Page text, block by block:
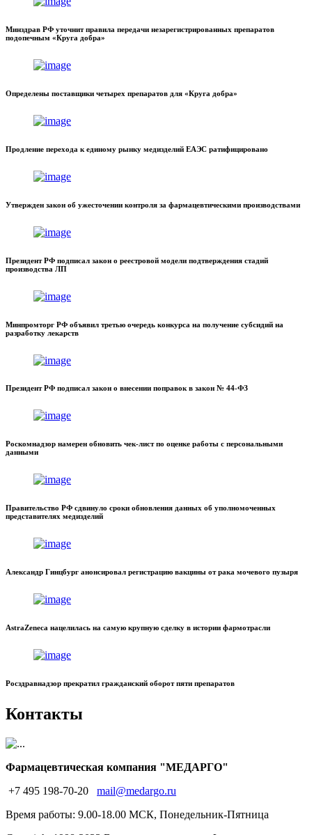
Минздрав РФ уточнит правила передачи незарегистрированных препаратов
подопечным «Круга добра»
Определены поставщики четырех препаратов для «Круга добра»
Продление перехода к единому рынку медизделий ЕАЭС ратифицировано
Утвержден закон об ужесточении контроля за фармацевтическими производствами
Президент РФ подписал закон о реестровой модели подтверждения стадий
производства ЛП
Минпромторг РФ объявил третью очередь конкурса на получение субсидий на
разработку лекарств
Президент РФ подписал закон о внесении поправок в закон № 44-ФЗ
Роскомнадзор намерен обновить чек-лист по оценке работы с персональными
данными
Правительство РФ сдвинуло сроки обновления данных об уполномоченных
представителях медизделий
Александр Гинцбург анонсировал регистрацию вакцины от рака мочевого пузыря
AstraZeneca нацелилась на самую крупную сделку в истории фармотрасли
Росздравнадзор прекратил гражданский оборот пяти препаратов
Контакты
Фармацевтическая компания "МЕДАРГО"
+7 495 198-70-20
mail@medargo.ru
Время работы: 9.00-18.00 МСК, Понедельник-Пятница